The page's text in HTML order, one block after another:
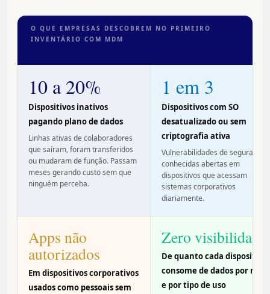
O QUE EMPRESAS DESCOBREM NO PRIMEIRO
INVENTÁRIO COM MDM
10 a 20%
Dispositivos inativos
pagando plano de dados
Linhas ativas de colaboradores
que saíram, foram transferidos
ou mudaram de função. Passam
meses gerando custo sem que
ninguém perceba.
1 em 3
Dispositivos com SO
desatualizado ou sem
criptografia ativa
Vulnerabilidades de segurança
conhecidas abertas em
dispositivos que acessam
sistemas corporativos
diariamente.
Apps não
autorizados
Em dispositivos corporativos
usados como pessoais sem
Zero visibilidade
De quanto cada dispositivo
consome de dados por mês
e por tipo de uso